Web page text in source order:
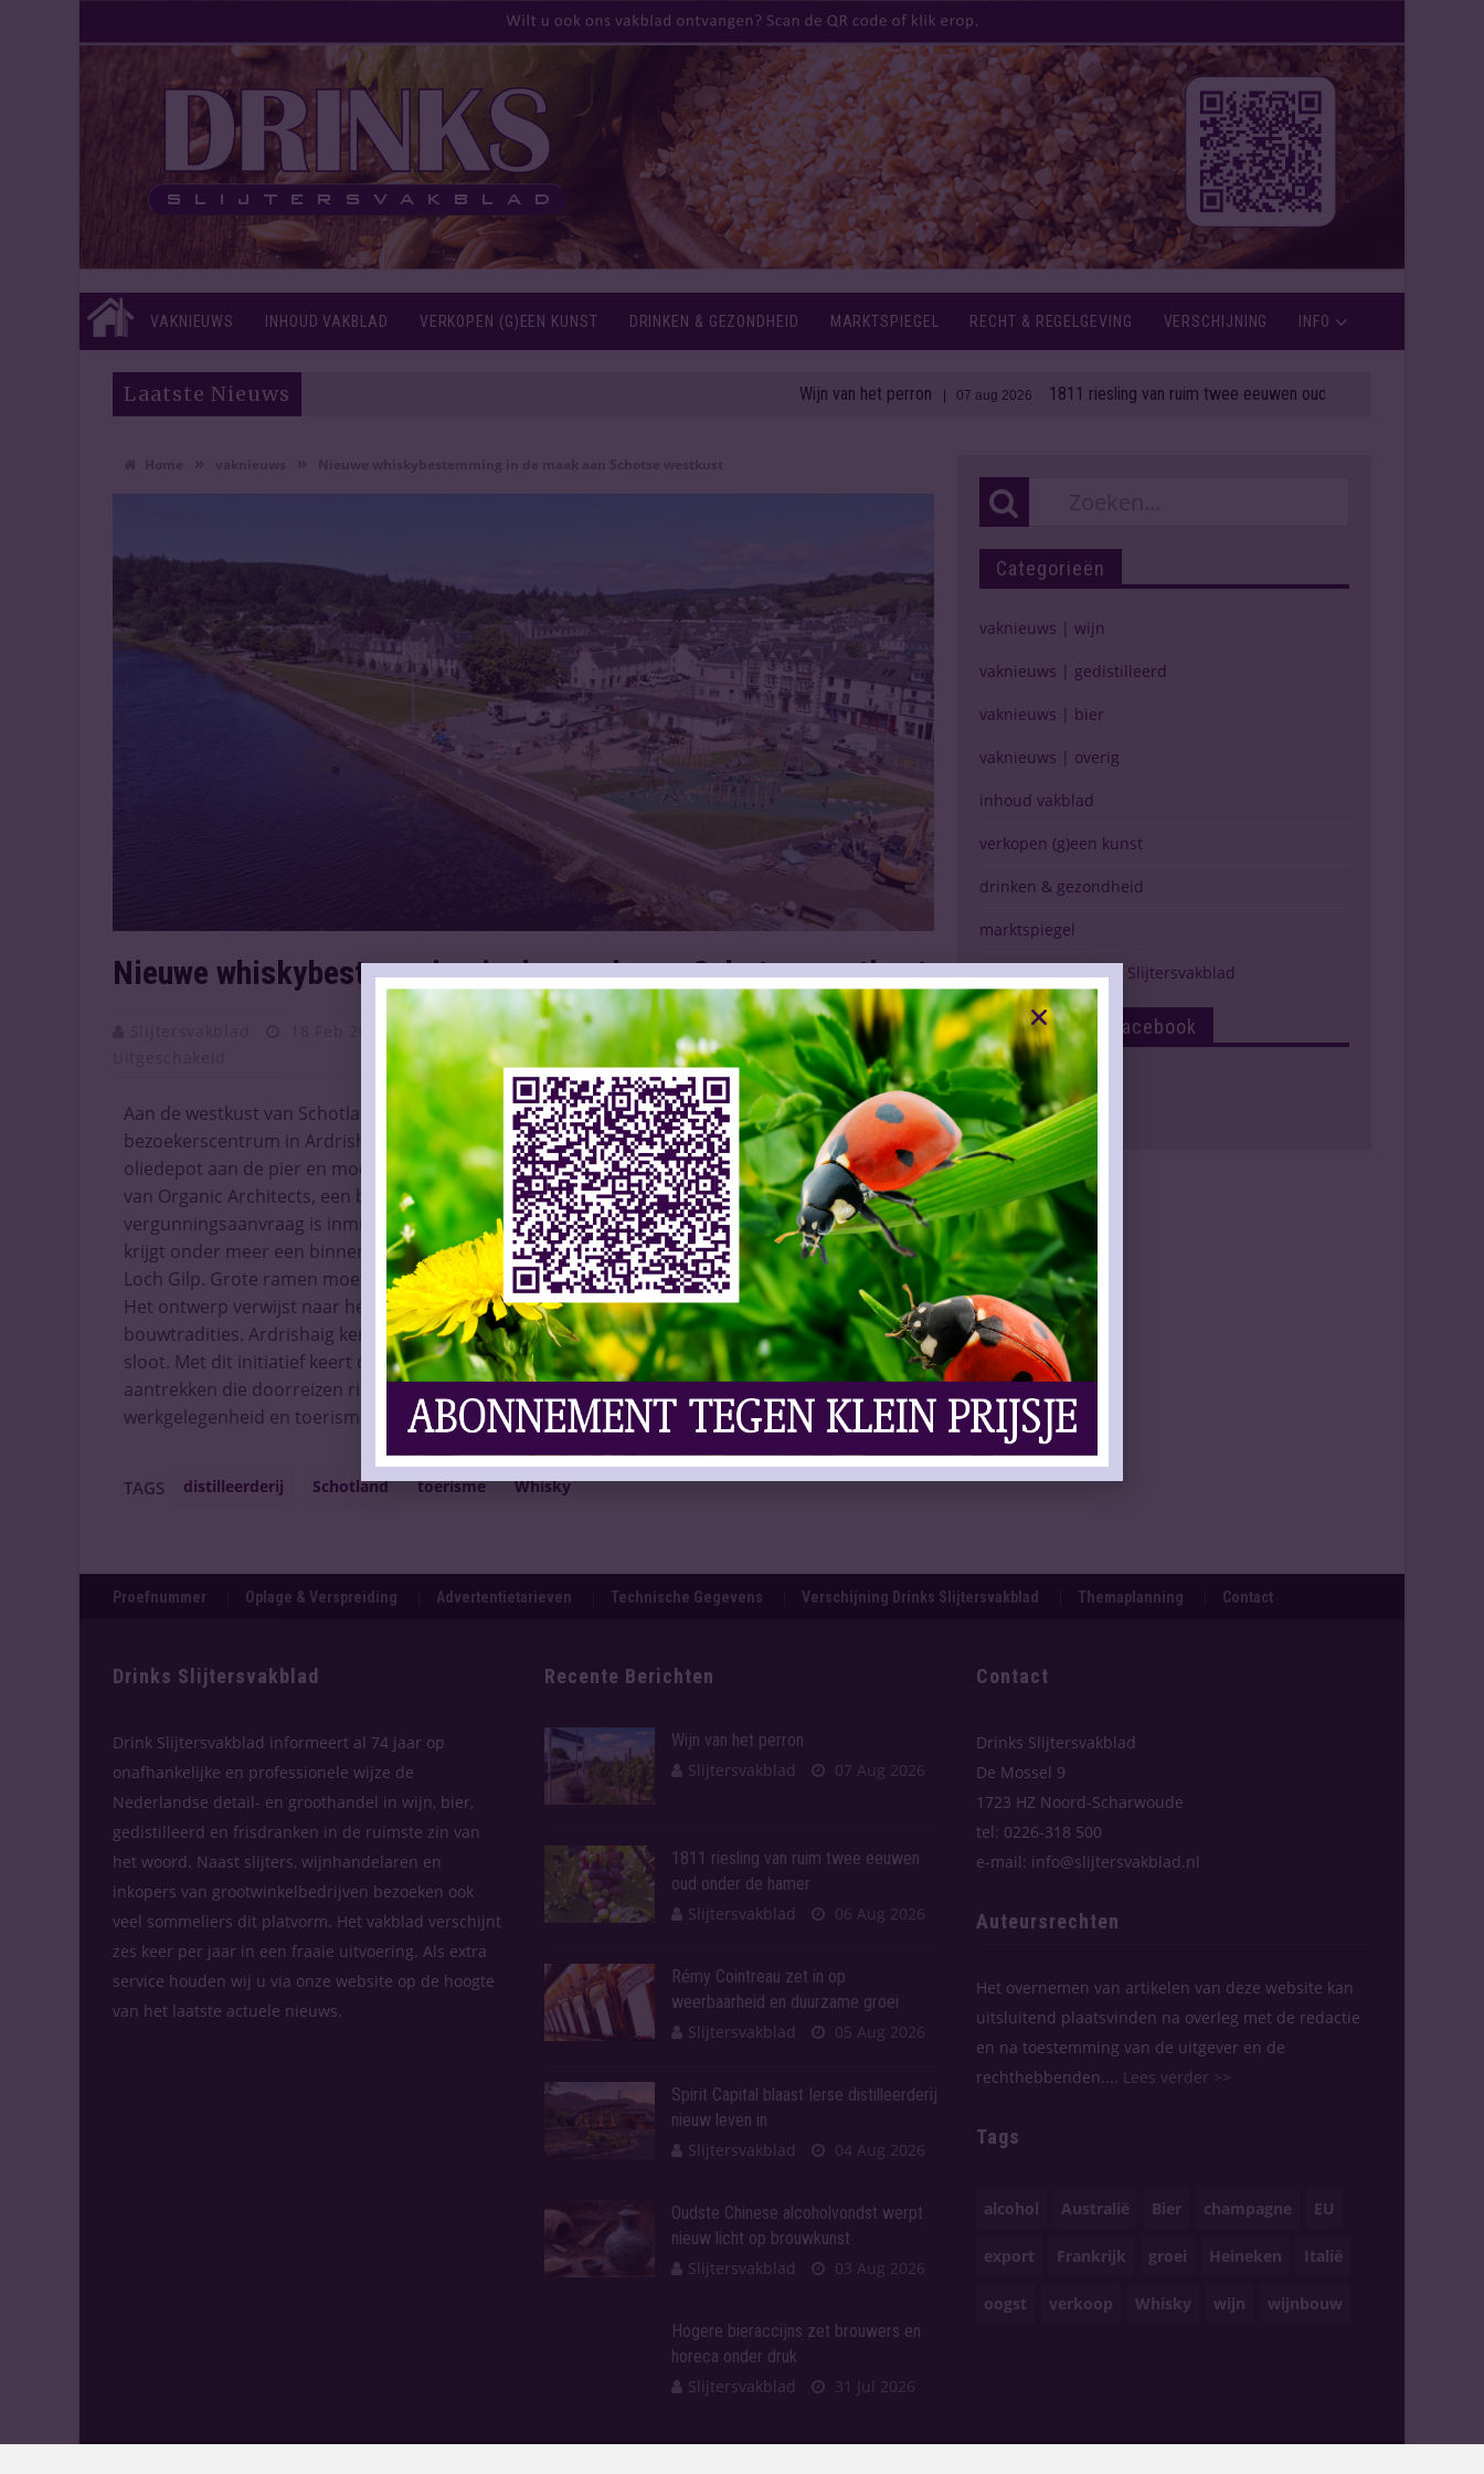
VAKNIEUWS INHOUD VAKBLAD VERKOPEN (G)EEN KUNST DRINKEN & GEZONDHEID MARKTSPIEGEL RECHT & REGELGEVING VERSCHIJNING INFO
Laatste Nieuws Wijn van het perron| 07 aug 2026 1811 riesling van ruim twee eeuwen oud onder de hamer
Nieuwe whiskybestemming in de maak aan Schotse westkust
18 Feb 2026 Vaknieuws,Vaknieuws | Gedistilleerd
Reacties
Aan de westkust van Schotland liggen plannen klaar voor een nieuwe whiskydistilleerderij met
bezoekerscentrum in Ardrishaig. Het project richt zich op de herontwikkeling van een verlaten
oliedepot aan de pier en moet het dorp opnieuw op de whiskykaart zetten. Het ontwerp komt
van Organic Architects, een bureau dat bekendstaat om duurzame distilleerderijen. De
vergunningsaanvraag is inmiddels ingediend bij de lokale overheid. De geplande distilleerderij
krijgt onder meer een binnenplaats, proefruimtes, een uitkijkterras en een kas met zicht op
Loch Gilp. Grote ramen moeten bezoekers onderweg een blik gunnen op het productieproces.
Het ontwerp verwijst naar het maritieme karakter van de plaats en sluit aan bij de lokale
bouwtradities. Ardrishaig kende eerder whiskyproductie, tot de Glenfyne-distilleerderij in 1937
sloot. Met dit initiatief keert die activiteit terug. De nieuwe locatie wil whiskyliefhebbers
aantrekken die doorreizen richting Islay en Campbeltown en tegelijk zorgen voor extra
werkgelegenheid en toerisme in de regio.
TAGS distilleerderij Schotland toerisme Whisky
Categorieën
vaknieuws | wijn
vaknieuws | gedistilleerd
vaknieuws | bier
vaknieuws | overig
inhoud vakblad
verkopen (g)een kunst
drinken & gezondheid
marktspiegel
Verschijning Drinks Slijtersvakblad
Volg Ons Op Facebook
Proefnummer Oplage & Verspreiding Advertentietarieven Technische Gegevens Verschijning Drinks Slijtersvakblad Themaplanning Contact
Drinks Slijtersvakblad
Drink Slijtersvakblad informeert al 74 jaar op
onafhankelijke en professionele wijze de
Nederlandse detail- en groothandel in wijn, bier,
gedistilleerd en frisdranken in de ruimste zin van
het woord. Naast slijters, wijnhandelaren en
inkopers van grootwinkelbedrijven bezoeken ook
veel sommeliers dit platvorm. Het vakblad verschijnt
zes keer per jaar in een fraaie uitvoering. Als extra
service houden wij u via onze website op de hoogte
van het laatste actuele nieuws.
Recente Berichten
Wijn van het perron
Slijtersvakblad
07 Aug 2026
1811 riesling van ruim twee eeuwen
oud onder de hamer
Slijtersvakblad
06 Aug 2026
Rémy Cointreau zet in op
weerbaarheid en duurzame groei
Slijtersvakblad
05 Aug 2026
Spirit Capital blaast Ierse distilleerderij
nieuw leven in
Slijtersvakblad
04 Aug 2026
Oudste Chinese alcoholvondst werpt
nieuw licht op brouwkunst
Slijtersvakblad
03 Aug 2026
Hogere bieraccijns zet brouwers en
horeca onder druk
Slijtersvakblad
31 Jul 2026
Contact
Drinks Slijtersvakblad
De Mossel 9
1723 HZ Noord-Scharwoude
tel: 0226-318 500
e-mail: info@slijtersvakblad.nl
Auteursrechten
Het overnemen van artikelen van deze website kan
uitsluitend plaatsvinden na overleg met de redactie
en na toestemming van de uitgever en de
rechthebbenden.... Lees verder >>
Tags
alcohol Australië Bier champagne EU
export Frankrijk groei Heineken Italië
oogst verkoop Whisky wijn wijnbouw